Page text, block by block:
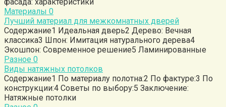
фасада: характеристики
Материалы 0
Лучший материал для межкомнатных дверей
Содержание1 Идеальная дверь2 Дерево: Вечная
классика3 Шпон: Имитация натурального дерева4
Экошпон: Современное решение5 Ламинированные
Разное 0
Виды натяжных потолков
Содержание1 По материалу полотна:2 По фактуре:3 По
конструкции:4 Советы по выбору:5 Заключение:
Натяжные потолки